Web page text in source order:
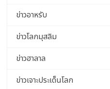
ข่าวอาหรับ
ข่าวโลกมุสลิม
ข่าวฮาลาล
ข่าวเจาะประเด็นโลก